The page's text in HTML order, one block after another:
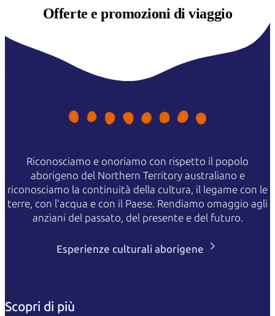
Offerte epromozioni di viaggio
Riconosciamo e onoriamo con rispetto il popolo
aborigeno del Northern Territory australiano e
riconosciamo la continuità della cultura, il legame con le
terre, con l'acqua e con il Paese. Rendiamo omaggio agli
anziani del passato, del presente e del futuro.
Esperienze culturali aborigene
Scopri di più